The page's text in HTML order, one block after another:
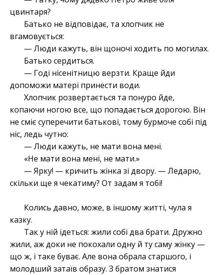
цвинтаря?
Батько не відповідає, та хлопчик не
вгамовується:
— Люди кажуть, він щоночі ходить по могилах.
Батько сердиться.
— Годі нісенітницю верзти. Краще йди
допоможи матері принести води.
Хлопчик розвертається та понуро йде,
копаючи ногою все, що попадається дорогою. Він
не сміє суперечити батькові, тому бурмоче собі під
ніс, ледь чутно:
— Люди кажуть, не мати вона мені.
«Не мати вона мені, не мати.»
— Ярку! — кричить жінка зі двору. — Ледарю,
скільки ще я чекатиму? От задам я тобі!
Колись давно, може, в іншому житті, чула я
казку.
Так у ній ідеться: жили собі два брати. Дружно
жили, аж доки не покохали одну й ту саму жінку —
що ж, і таке буває. Але вона обрала старшого, і
молодший затаїв образу. З братом знатися